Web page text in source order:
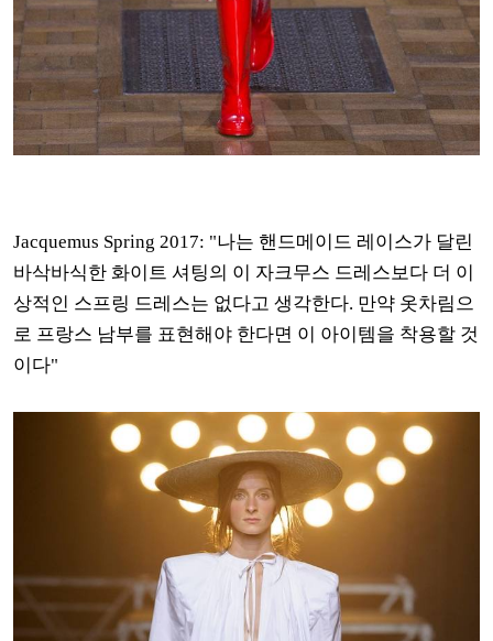
Jacquemus Spring 2017: "나는 핸드메이드 레이스가 달린
바삭바식한 화이트 셔팅의 이 자크무스 드레스보다 더 이
상적인 스프링 드레스는 없다고 생각한다. 만약 옷차림으
로 프랑스 남부를 표현해야 한다면 이 아이템을 착용할 것
이다"